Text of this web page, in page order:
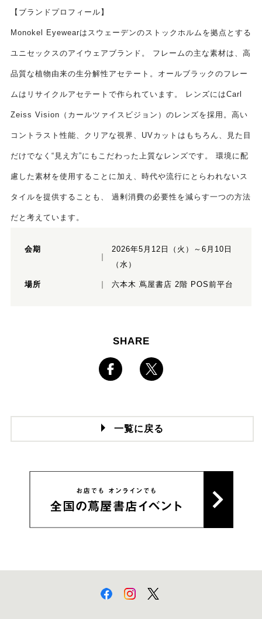
【ブランドプロフィール】
Monokel Eyewearはスウェーデンのストックホルムを拠点とする
ユニセックスのアイウェアブランド。 フレームの主な素材は、高
品質な植物由来の生分解性アセテート。オールブラックのフレー
ムはリサイクルアセテートで作られています。 レンズにはCarl
Zeiss Vision（カールツァイスビジョン）のレンズを採用。高い
コントラスト性能、クリアな視界、UVカットはもちろん、見た目
だけでなく“見え方”にもこだわった上質なレンズです。 環境に配
慮した素材を使用することに加え、時代や流行にとらわれないス
タイルを提供することも、 過剰消費の必要性を減らす一つの方法
だと考えています。
会期
2026年5月12日（火）～6月10日
（水）
場所 六本木 蔦屋書店 2階 POS前平台
SHARE
一覧に戻る